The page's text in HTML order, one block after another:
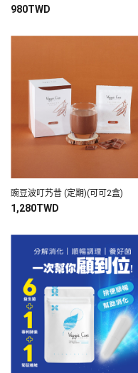
980TWD
豌豆波叮艿昔 (定期)(可可2盒)
1,280TWD